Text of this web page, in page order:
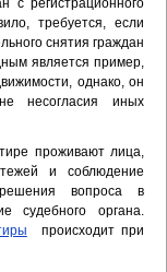
с регистрационного
требуется, если
снятия граждан
является пример,
однако, он
несогласия иных
проживают лица,
и соблюдение
вопроса в
судебного органа.
происходит при